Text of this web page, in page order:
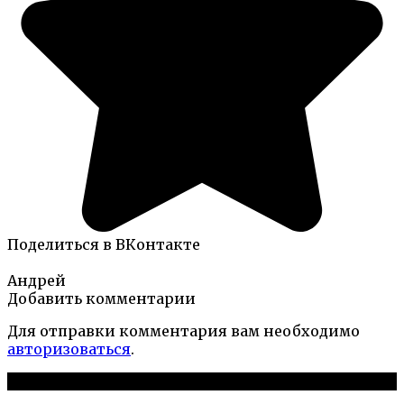
Поделиться в ВКонтакте
Андрей
Добавить комментарии
Для отправки комментария вам необходимо
авторизоваться.